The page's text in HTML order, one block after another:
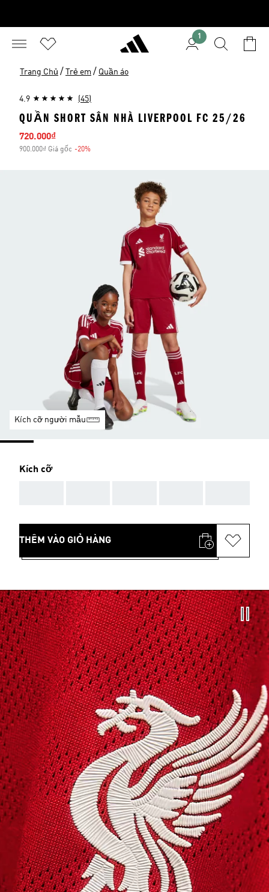
1
Trang Chủ / Trẻ em / Quần áo
4.9 (45)
QUẦN SHORT SÂN NHÀ LIVERPOOL FC 25/26
Giá bán
720.000₫
900.000₫ Giá gốc -20%
Kích cỡ người mẫu
Kích cỡ
THÊM VÀO GIỎ HÀNG